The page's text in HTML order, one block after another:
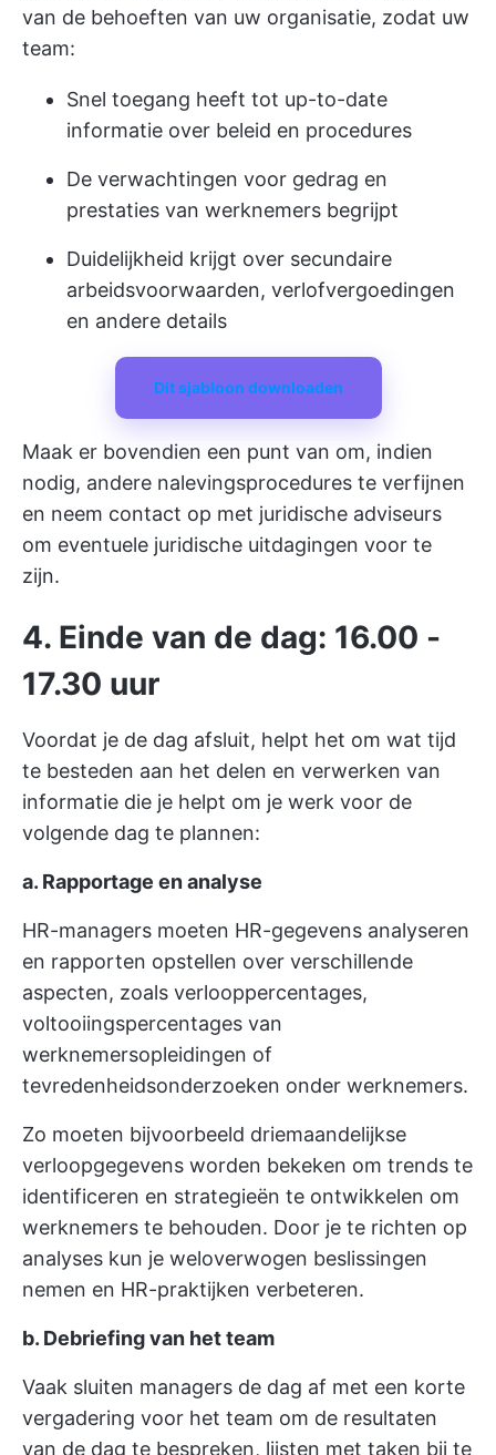
van de behoeften van uw organisatie, zodat uw
team:
Snel toegang heeft tot up-to-date
informatie over beleid en procedures
De verwachtingen voor gedrag en
prestaties van werknemers begrijpt
Duidelijkheid krijgt over secundaire
arbeidsvoorwaarden, verlofvergoedingen
en andere details
Dit sjabloon downloaden
Maak er bovendien een punt van om, indien
nodig, andere nalevingsprocedures te verfijnen
en neem contact op met juridische adviseurs
om eventuele juridische uitdagingen voor te
zijn.
4. Einde van de dag: 16.00 -
17.30 uur
Voordat je de dag afsluit, helpt het om wat tijd
te besteden aan het delen en verwerken van
informatie die je helpt om je werk voor de
volgende dag te plannen:
a. Rapportage en analyse
HR-managers moeten HR-gegevens analyseren
en rapporten opstellen over verschillende
aspecten, zoals verlooppercentages,
voltooiingspercentages van
werknemersopleidingen of
tevredenheidsonderzoeken onder werknemers.
Zo moeten bijvoorbeeld driemaandelijkse
verloopgegevens worden bekeken om trends te
identificeren en strategieën te ontwikkelen om
werknemers te behouden. Door je te richten op
analyses kun je weloverwogen beslissingen
nemen en HR-praktijken verbeteren.
b. Debriefing van het team
Vaak sluiten managers de dag af met een korte
vergadering voor het team om de resultaten
van de dag te bespreken, lijsten met taken bij te